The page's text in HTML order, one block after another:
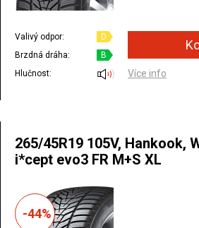
Valivý odpor:
D
Brzdná dráha:
B
Hlučnost:
Více info
265/45R19 105V, Hankook,
i*cept evo3 FR M+S XL
-44%